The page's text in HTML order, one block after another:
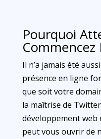
Pourquoi
Commencez
Il n’a jamais été
présence en ligne
que soit votre
la maîtrise de
développement web
peut vous ouvrir de